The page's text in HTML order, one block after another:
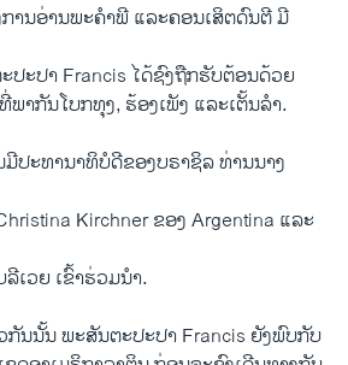
ານອ່ານພະຄໍາພີ ແລະຄອນເສິຕດົນຕີ ມີ
ປະປາ Francis ໄດ້ຊົງຖືກຮັບຕ້ອນດ້ວຍ
າກັນໂບກທຸງ, ຮ້ອງເພັງ ແລະເຕັ້ນລໍາ.
ປະທານາທິບໍດີຂອງບຣາຊິລ ທ່ານນາງ
Kirchner ຂອງ Argentina ແລະ
ເວຍ ເຂົ້າຮ່ວມນໍາ.
ກັນນັ້ນ ພະສັນຕະປະປາ Francis ຍັງພົບກັບ